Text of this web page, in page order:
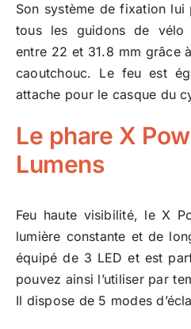
Son système de fixation lui
tous les guidons de vélo
entre 22 et 31.8 mm grâce
caoutchouc. Le feu est
attache pour le casque du
Le phare X
Lumens
Feu haute visibilité, le X
lumière constante et de
équipé de 3 LED et est
pouvez ainsi l’utiliser par
Il dispose de 5 modes